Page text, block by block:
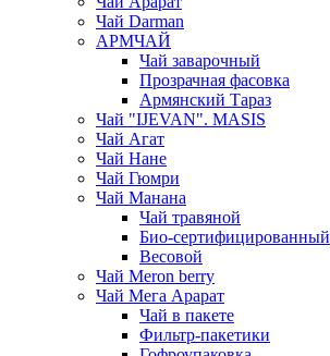
Чай Darman
АРМЧАЙ
Чай заварочный
Прозрачная фасовка
Армянский Тараз
Чай "IJEVAN". MASIS
Чай Агат
Чай Нане
Чай Гюмри
Чай Манана
Чай травяной
Био-сертифицированный
Весовой
Чай Meron berry
Чай Мега Арарат
Чай в пакете
Фильтр-пакетики